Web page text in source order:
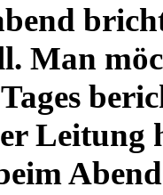
Man
Leitung